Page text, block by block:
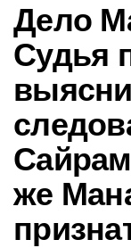
Дело
Судья
же